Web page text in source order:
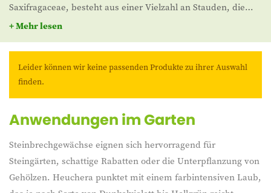
Saxifragaceae, besteht aus einer Vielzahl an Stauden, die
sich durch ihre Widerstandsfähigkeit und attraktive
Erscheinung auszeichnen. Typische Vertreter sind Saxifraga,
für halbschattige bis schattige Bereiche sind. Besonders
geschätzt werden diese Arten für ihre kompakte Wuchsform
Ob als Bodendecker oder Beetbegrenzung – sie passen in
wirkungsvolle Akzente.
+ Mehr lesen
Leider können wir keine passenden Produkte zu ihrer Auswahl
finden.
Anwendungen im Garten
Steinbrechgewächse eignen sich hervorragend für
Steingärten, schattige Rabatten oder die Unterpflanzung von
Gehölzen. Heuchera punktet mit einem farbintensiven Laub,